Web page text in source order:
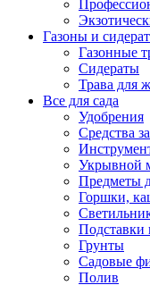
Газоны и
Газонные
Сидераты
Трава для
Все для сада
Удобрения
Средства
Укрывной
Предметы
Горшки,
Подставки
Грунты
Садовые
Полив